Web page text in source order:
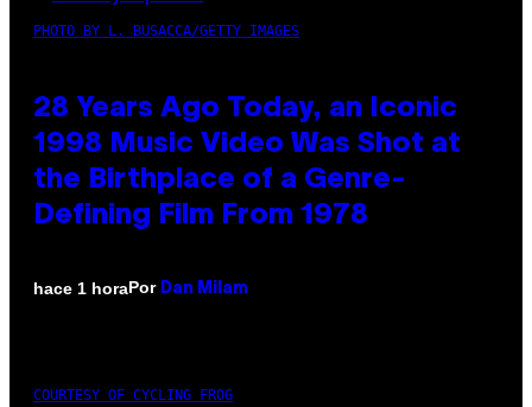
PHOTO BY L. BUSACCA/GETTY IMAGES
28 Years Ago Today, an Iconic
1998 Music Video Was Shot at
the Birthplace of a Genre-
Defining Film From 1978
hace 1 horaPor Dan Milam
COURTESY OF CYCLING FROG